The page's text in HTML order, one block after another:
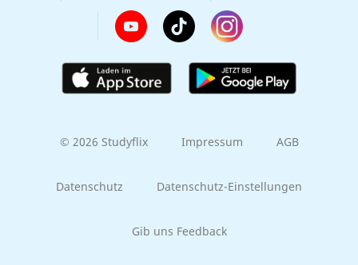
© 2026 Studyflix Impressum AGB
Datenschutz Datenschutz-Einstellungen
Gib uns Feedback